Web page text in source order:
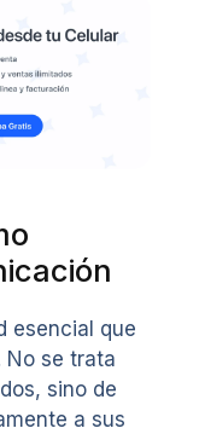
esencial que
No se trata
sino de
a sus